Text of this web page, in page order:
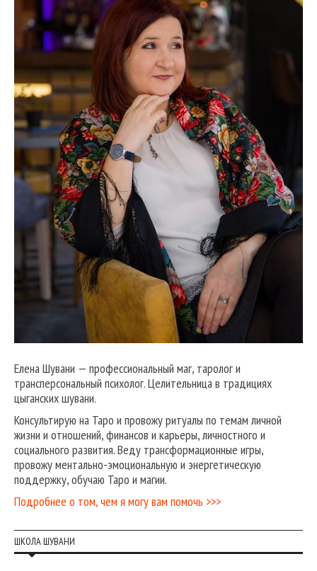
Елена Шувани — профессиональный маг, таролог и
трансперсональный психолог. Целительница в традициях
цыганских шувани.
Консультирую на Таро и провожу ритуалы по темам личной
жизни и отношений, финансов и карьеры, личностного и
социального развития. Веду трансформационные игры,
провожу ментально-эмоциональную и энергетическую
поддержку, обучаю Таро и магии.
Подробнее о том, чем я могу вам помочь >>>
ШКОЛА ШУВАНИ